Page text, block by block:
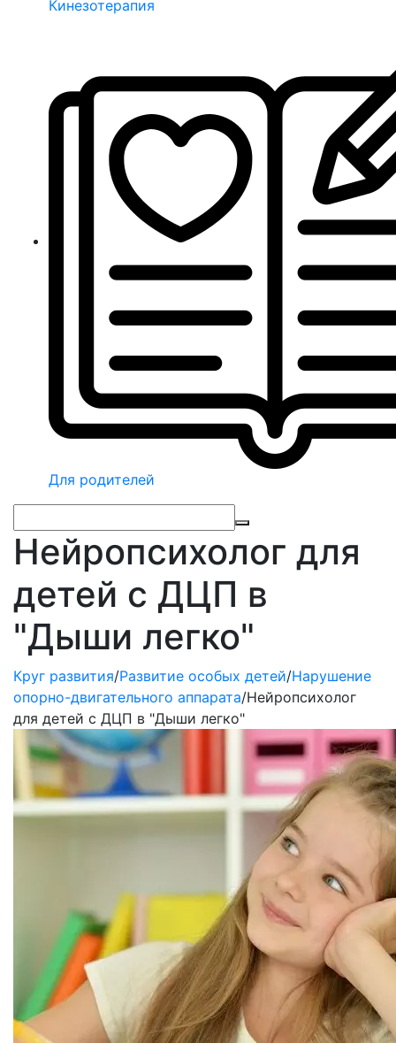
Кинезотерапия
Для родителей
Нейропсихолог для
детей с ДЦП в
"Дыши легко"
Круг развития/Развитие особых детей/Нарушение
опорно-двигательного аппарата/Нейропсихолог
для детей с ДЦП в "Дыши легко"